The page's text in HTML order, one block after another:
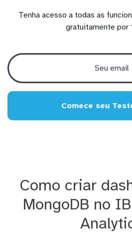
Tenha acesso a todas as
gratuitamente por
Comece seu
Como criar
MongoDB no